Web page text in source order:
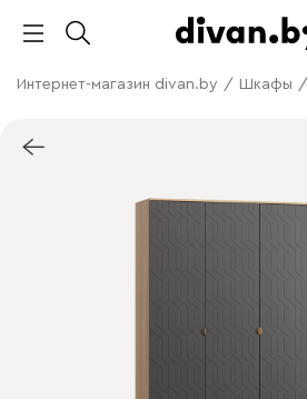
Интернет-магазин divan.by / Шкафы /